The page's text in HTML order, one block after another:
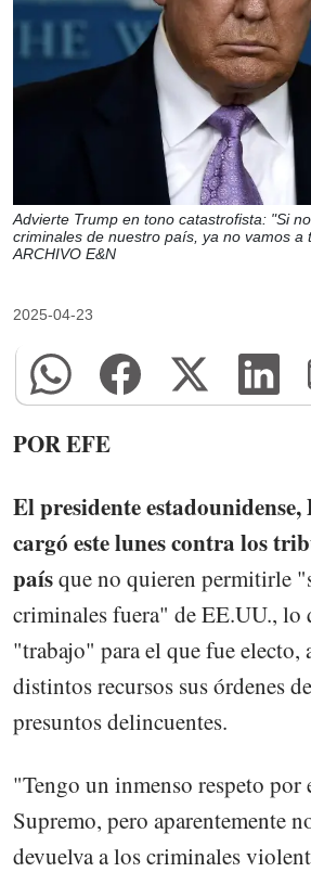
Advierte Trump en tono catastrofista: "Si
criminales de nuestro país, ya no vamos a
ARCHIVO E&N
2025-04-23
POR EFE
El presidente
cargó este lunes contra los
paísque no quieren permitirle
criminales fuera" de EE.UU., lo
"trabajo" para el que fue electo,
distintos recursos sus órdenes
presuntos delincuentes.
"Tengo un inmenso respeto
Supremo, pero aparentemente
devuelva a los criminales